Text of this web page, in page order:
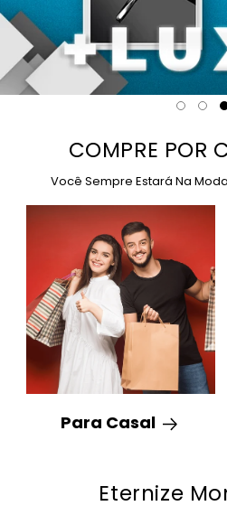
COMPRE POR
Você Sempre Estará Na
Para casal
Para Casal
Eternize